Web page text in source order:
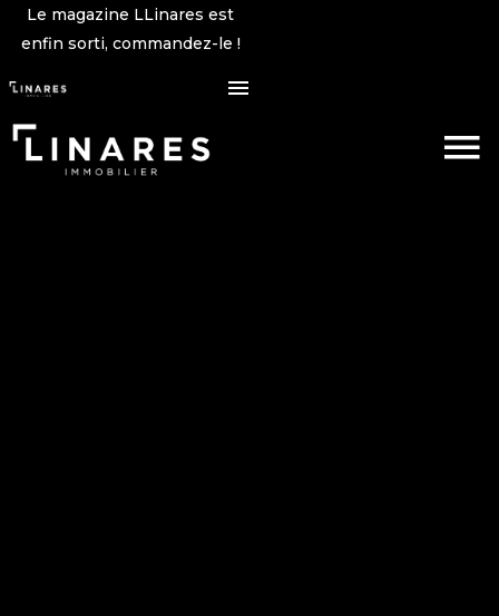
Le magazine LLinares est
enfin sorti, commandez-le !